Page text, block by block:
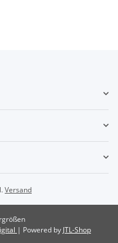
Versand
| Powered by JTL-Shop